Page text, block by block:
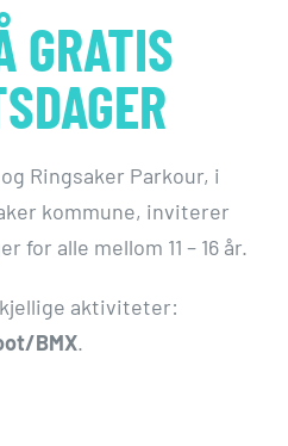
GRATIS
Ringsaker Parkour, i
kommune, inviterer
alle mellom 11 – 16 år.
aktiviteter:
BMX.